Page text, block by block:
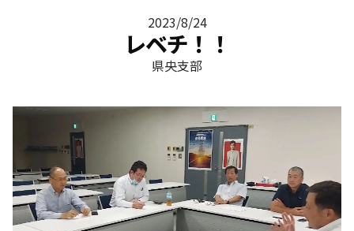
2023/8/24
レベチ！！
県央支部